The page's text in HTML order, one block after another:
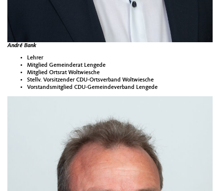
André Bank
Lehrer
Mitglied Gemeinderat Lengede
Mitglied Ortsrat Woltwiesche
Stellv. Vorsitzender CDU-Ortsverband Woltwiesche
Vorstandsmitglied CDU-Gemeindeverband Lengede